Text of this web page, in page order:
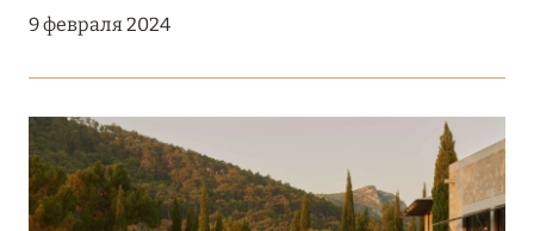
9 февраля 2024
THE ST. REGIS MALDIVES VOMMULI:
МАНИФЕСТ ЭСТЕТИКИ В САМОМ СЕРДЦЕ
ОКЕАНА